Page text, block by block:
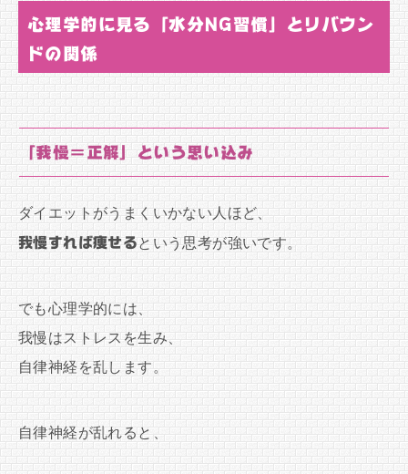
心理学的に見る「水分NG習慣」とリバウン
ドの関係
「我慢＝正解」という思い込み
ダイエットがうまくいかない人ほど、
我慢すれば痩せるという思考が強いです。
でも心理学的には、
我慢はストレスを生み、
自律神経を乱します。
自律神経が乱れると、